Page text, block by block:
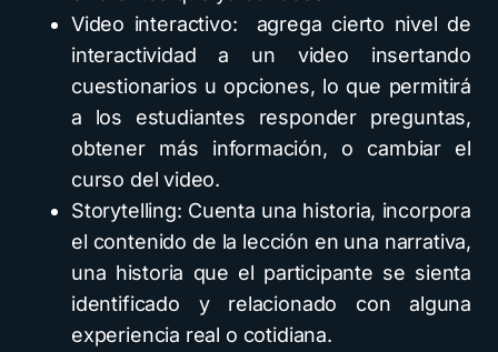
Video interactivo: agrega cierto nivel de
interactividad a un video insertando
cuestionarios u opciones, lo que permitirá
a los estudiantes responder preguntas,
obtener más información, o cambiar el
curso del video.
Storytelling: Cuenta una historia, incorpora
el contenido de la lección en una narrativa,
una historia que el participante se sienta
identificado y relacionado con alguna
experiencia real o cotidiana.